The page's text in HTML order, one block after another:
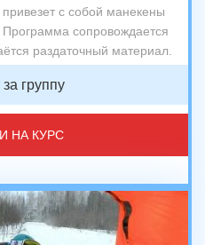
с собой манекены
Программа сопровождается
раздаточный материал.
группу
НА КУРС